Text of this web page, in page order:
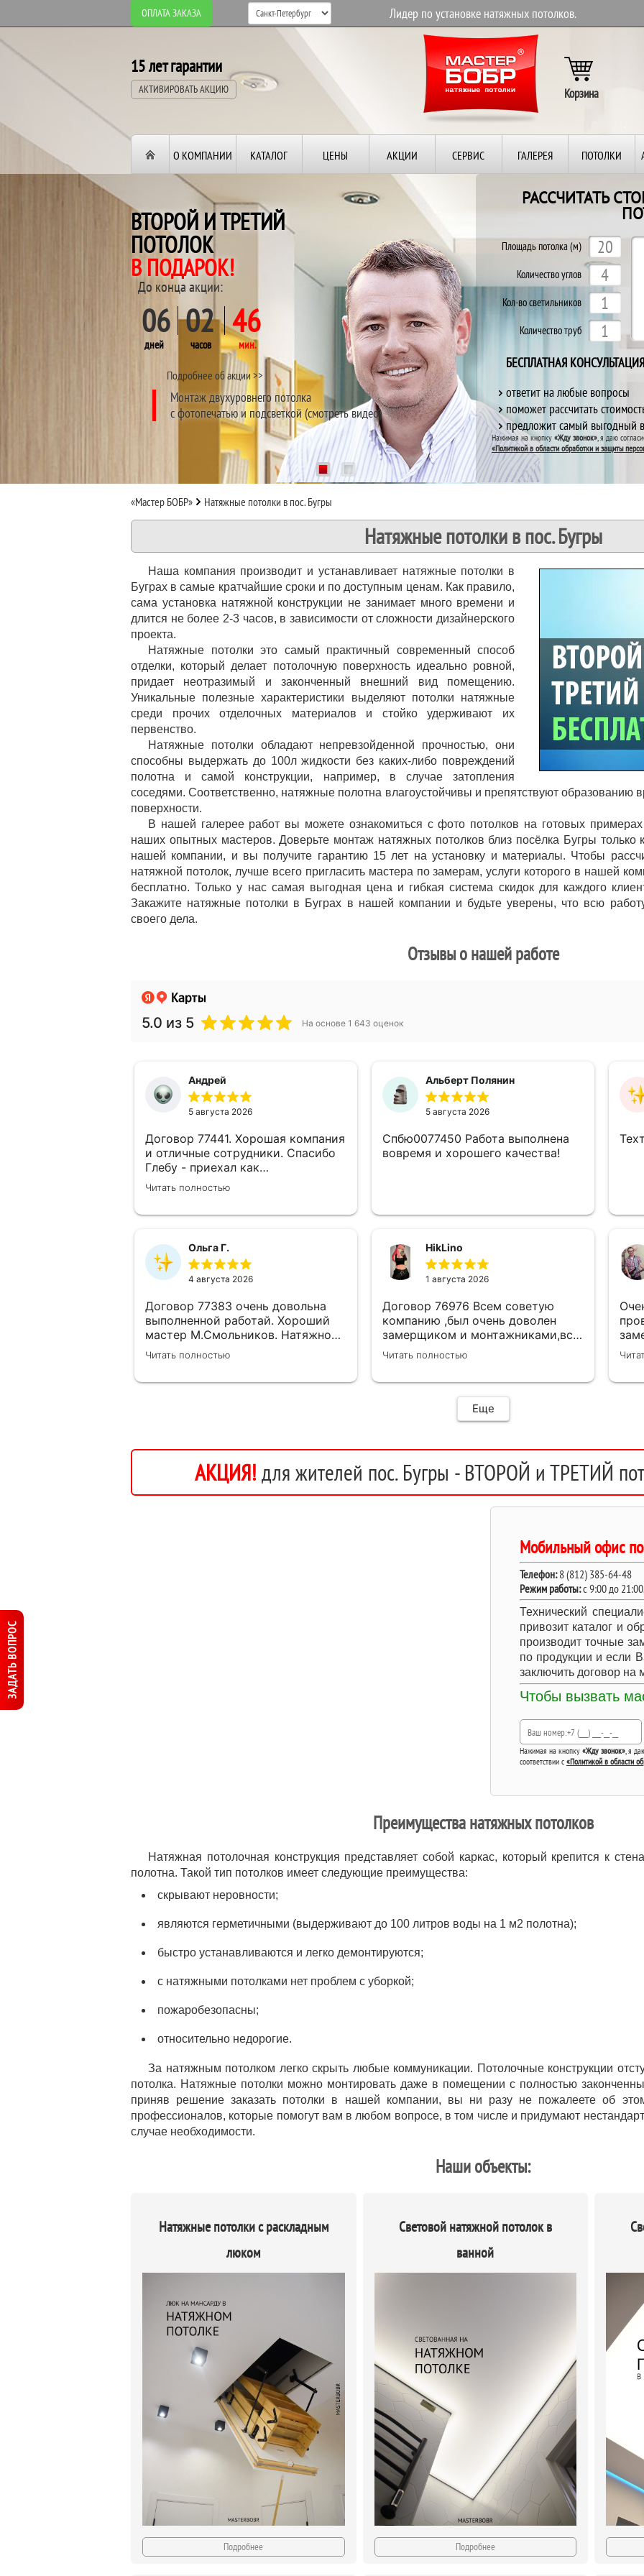
ОПЛАТА ЗАКАЗА Лидер по установке натяжных потолков.
15 лет гарантии
АКТИВИРОВАТЬ АКЦИЮ Корзина
О КОМПАНИИ КАТАЛОГ ЦЕНЫ АКЦИИ СЕРВИС ГАЛЕРЕЯ ПОТОЛКИ
При
ВТОРОЙ И ТРЕТИЙ
ПОТОЛОК
В ПОДАРОК!
До конца акции:
06 02 46
дней часов мин.
Подробнее об акции >>
Монтаж двухуровнего потолка
с фотопечатью и подсветкой (смотреть видео)
При
При
1 2
РАССЧИТАТЬ
Площадь потолка (м)
Количество углов
Кол-во светильников
Количество труб
БЕСПЛАТНАЯ
ответит на любые вопросы
поможет рассчитать
предложит самый выгодный
Нажимая на кнопку «Жду звонок», я даю
«Политикой в области обработки и защиты
«Мастер БОБР» Натяжные потолки в пос. Бугры
Натяжные потолки в пос. Бугры
Наша компания производит и устанавливает натяжные потолки в
Буграх в самые кратчайшие сроки и по доступным ценам. Как правило,
сама установка натяжной конструкции не занимает много времени и
длится не более 2-3 часов, в зависимости от сложности дизайнерского
проекта.
Натяжные потолки это самый практичный современный способ
отделки, который делает потолочную поверхность идеально ровной,
придает неотразимый и законченный внешний вид помещению.
Уникальные полезные характеристики выделяют потолки натяжные
среди прочих отделочных материалов и стойко удерживают их
первенство.
Натяжные потолки обладают непревзойденной прочностью, они
способны выдержать до 100л жидкости без каких-либо повреждений
полотна и самой конструкции, например, в случае затопления
соседями. Соответственно, натяжные полотна влагоустойчивы и препятствуют образованию
поверхности.
В нашей галерее работ вы можете ознакомиться с фото потолков на готовых
наших опытных мастеров. Доверьте монтаж натяжных потолков близ посёлка Бугры
нашей компании, и вы получите гарантию 15 лет на установку и материалы. Чтобы
натяжной потолок, лучше всего пригласить мастера по замерам, услуги которого в нашей
бесплатно. Только у нас самая выгодная цена и гибкая система скидок для каждого
Закажите натяжные потолки в Буграх в нашей компании и будьте уверены, что всю
своего дела.
Отзывы о нашей работе
5.0 из 5 На основе 1 643 оценок
Андрей
5 августа 2026
Договор 77441. Хорошая компания
и отличные сотрудники. Спасибо
Глебу - приехал как
договаривались, замерил, все
рассказал и рассчитал. И
быстро, качественно и красиво!!!
Читать полностью
Альберт Полянин
5 августа 2026
Спбю0077450 Работа выполнена
вовремя и хорошего качества!
Ольга Г.
4 августа 2026
Договор 77383 очень довольна
выполненной работай. Хороший
мастер М.Cмольников. Натяжной
потолок в комнате выглядит
отлично. Работа выполнена
Читать полностью
HikLino
1 августа 2026
Договор 76976 Всем советую
компанию ,был очень доволен
замерщиком и монтажниками,все
прошло отлично,вопросы к работе
нет Буду советовать всем
Читать полностью
что
и
Еще
АКЦИЯ!для жителей пос. Бугры - ВТОРОЙ и ТРЕТИЙ
Мобильный офис
Телефон:8 (812) 385-64-48
Режим работы:c 9:00 до
Технический
привозит каталог и
производит точные
по продукции и если
заключить договор на
Чтобы вызвать
Нажимая на кнопку «Жду звонок», я
соответствии с «Политикой в области
Преимущества натяжных потолков
Натяжная потолочная конструкция представляет собой каркас, который крепится к
полотна. Такой тип потолков имеет следующие преимущества:
скрывают неровности;
являются герметичными (выдерживают до 100 литров воды на 1 м2 полотна);
быстро устанавливаются и легко демонтируются;
с натяжными потолками нет проблем с уборкой;
пожаробезопасны;
относительно недорогие.
За натяжным потолком легко скрыть любые коммуникации. Потолочные конструкции
потолка. Натяжные потолки можно монтировать даже в помещении с полностью
приняв решение заказать потолки в нашей компании, вы ни разу не пожалеете об
профессионалов, которые помогут вам в любом вопросе, в том числе и придумают
случае необходимости.
Наши объекты:
Натяжные потолки с раскладным
люком
Подробнее
Световой натяжной потолок в
ванной
Подробнее
ЗАДАТЬ ВОПРОС